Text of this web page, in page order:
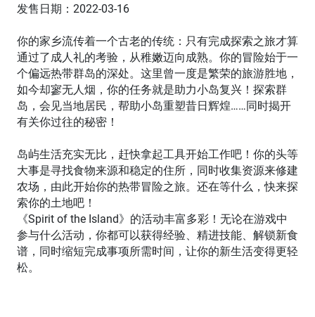
发售日期：2022-03-16
你的家乡流传着一个古老的传统：只有完成探索之旅才算
通过了成人礼的考验，从稚嫩迈向成熟。你的冒险始于一
个偏远热带群岛的深处。这里曾一度是繁荣的旅游胜地，
如今却寥无人烟，你的任务就是助力小岛复兴！探索群
岛，会见当地居民，帮助小岛重塑昔日辉煌……同时揭开
有关你过往的秘密！
岛屿生活充实无比，赶快拿起工具开始工作吧！你的头等
大事是寻找食物来源和稳定的住所，同时收集资源来修建
农场，由此开始你的热带冒险之旅。还在等什么，快来探
索你的土地吧！
《Spirit of the Island》的活动丰富多彩！无论在游戏中
参与什么活动，你都可以获得经验、精进技能、解锁新食
谱，同时缩短完成事项所需时间，让你的新生活变得更轻
松。